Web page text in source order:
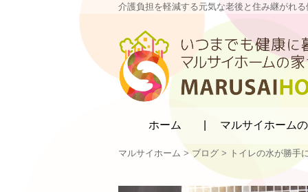
介護負担を軽減する元気な老後と住み継がれ
マルサイホーム
ホーム マルサイホーム
マルサイホーム >ブログ > トイレの水が勝手